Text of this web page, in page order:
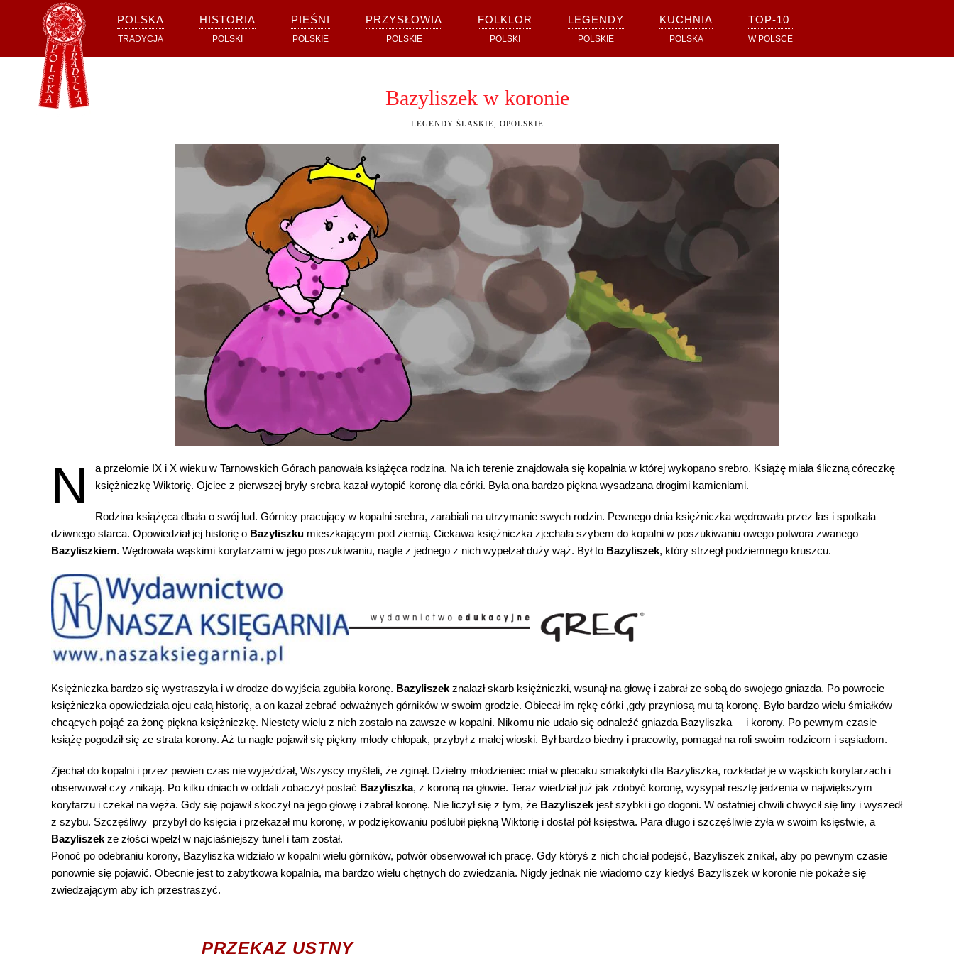
Przejdź do głównej treści
POLSKA
TRADYCJA
HISTORIA
POLSKI
PIEŚNI
POLSKIE
PRZYSŁOWIA
POLSKIE
FOLKLOR
POLSKI
LEGENDY
POLSKIE
KUCHNIA
POLSKA
TOP-10
W POLSCE
Bazyliszek w koronie
LEGENDY ŚLĄSKIE, OPOLSKIE
N
a przełomie IX i X wieku w Tarnowskich Górach panowała książęca rodzina. Na ich terenie znajdowała się kopalnia w której wykopano srebro. Książę miała śliczną córeczkę
księżniczkę Wiktorię. Ojciec z pierwszej bryły srebra kazał wytopić koronę dla córki. Była ona bardzo piękna wysadzana drogimi kamieniami.
Rodzina książęca dbała o swój lud. Górnicy pracujący w kopalni srebra, zarabiali na utrzymanie swych rodzin. Pewnego dnia księżniczka wędrowała przez las i spotkała
dziwnego starca. Opowiedział jej historię o Bazyliszku mieszkającym pod ziemią. Ciekawa księżniczka zjechała szybem do kopalni w poszukiwaniu owego potwora zwanego
Bazyliszkiem. Wędrowała wąskimi korytarzami w jego poszukiwaniu, nagle z jednego z nich wypełzał duży wąż. Był to Bazyliszek, który strzegł podziemnego kruszcu.
Księżniczka bardzo się wystraszyła i w drodze do wyjścia zgubiła koronę. Bazyliszek znalazł skarb księżniczki, wsunął na głowę i zabrał ze sobą do swojego gniazda. Po powrocie
księżniczka opowiedziała ojcu całą historię, a on kazał zebrać odważnych górników w swoim grodzie. Obiecał im rękę córki ,gdy przyniosą mu tą koronę. Było bardzo wielu śmiałków
chcących pojąć za żonę piękna księżniczkę. Niestety wielu z nich zostało na zawsze w kopalni. Nikomu nie udało się odnaleźć gniazda Bazyliszka i korony. Po pewnym czasie
książę pogodził się ze strata korony. Aż tu nagle pojawił się piękny młody chłopak, przybył z małej wioski. Był bardzo biedny i pracowity, pomagał na roli swoim rodzicom i sąsiadom.
Zjechał do kopalni i przez pewien czas nie wyjeżdżał, Wszyscy myśleli, że zginął. Dzielny młodzieniec miał w plecaku smakołyki dla Bazyliszka, rozkładał je w wąskich korytarzach i
obserwował czy znikają. Po kilku dniach w oddali zobaczył postać Bazyliszka, z koroną na głowie. Teraz wiedział już jak zdobyć koronę, wysypał resztę jedzenia w największym
korytarzu i czekał na węża. Gdy się pojawił skoczył na jego głowę i zabrał koronę. Nie liczył się z tym, że Bazyliszek jest szybki i go dogoni. W ostatniej chwili chwycił się liny i wyszedł
z szybu. Szczęśliwy przybył do księcia i przekazał mu koronę, w podziękowaniu poślubił piękną Wiktorię i dostał pół księstwa. Para długo i szczęśliwie żyła w swoim księstwie, a
Bazyliszek ze złości wpełzł w najciaśniejszy tunel i tam został.
Ponoć po odebraniu korony, Bazyliszka widziało w kopalni wielu górników, potwór obserwował ich pracę. Gdy któryś z nich chciał podejść, Bazyliszek znikał, aby po pewnym czasie
ponownie się pojawić. Obecnie jest to zabytkowa kopalnia, ma bardzo wielu chętnych do zwiedzania. Nigdy jednak nie wiadomo czy kiedyś Bazyliszek w koronie nie pokaże się
zwiedzającym aby ich przestraszyć.
PRZEKAZ USTNY